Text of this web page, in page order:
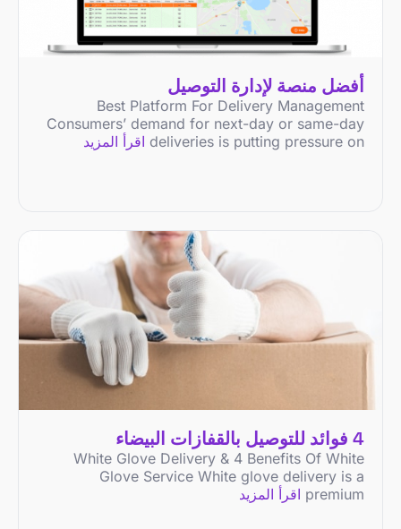
أفضل منصة لإدارة التوصيل
Best Platform For Delivery Management
Consumers’ demand for next-day or same-day
deliveries is putting pressure on اقرأ المزيد
4 فوائد للتوصيل بالقفازات البيضاء
White Glove Delivery & 4 Benefits Of White
Glove Service White glove delivery is a
premium اقرأ المزيد